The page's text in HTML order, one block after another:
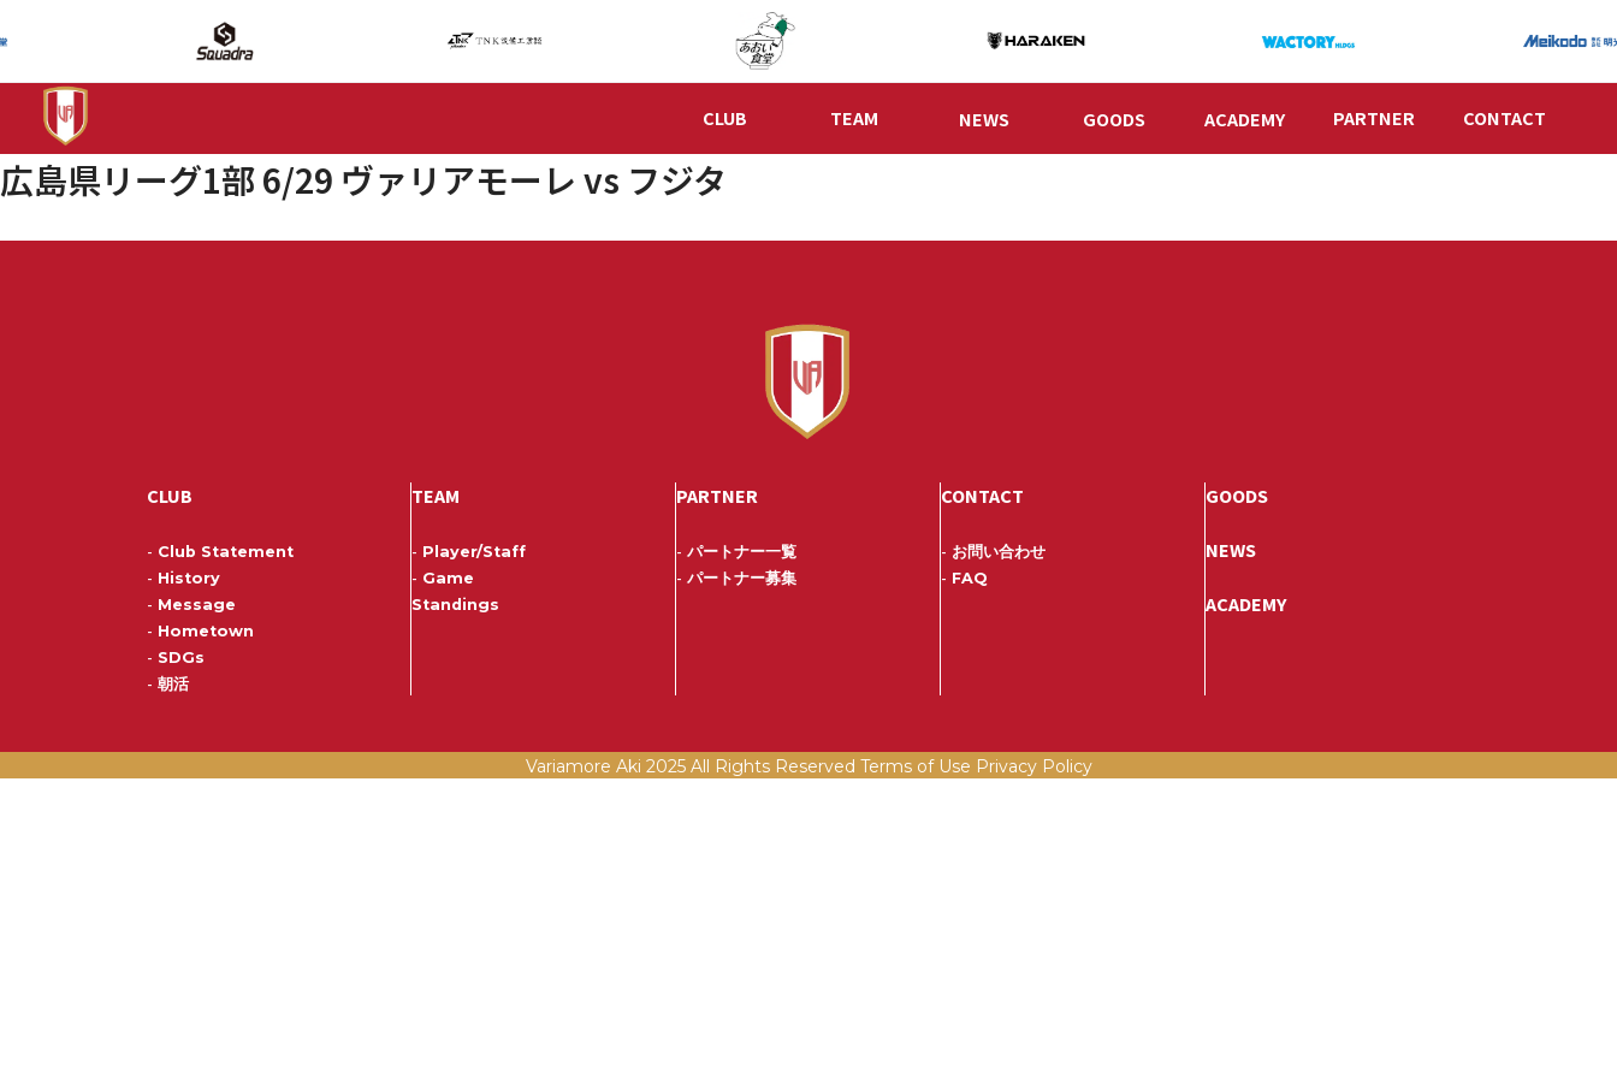
CLUB TEAM NEWS GOODS ACADEMY PARTNER CONTACT
広島県リーグ1部 6/29 ヴァリアモーレ vs フジタ
CLUB
- Club Statement
- History
- Message
- Hometown
- SDGs
- 朝活
TEAM
- Player/Staff
- Game
Standings
PARTNER
- パートナー一覧
- パートナー募集
CONTACT
- お問い合わせ
- FAQ
GOODS
NEWS
ACADEMY
Variamore Aki 2025 All Rights Reserved Terms of Use Privacy Policy